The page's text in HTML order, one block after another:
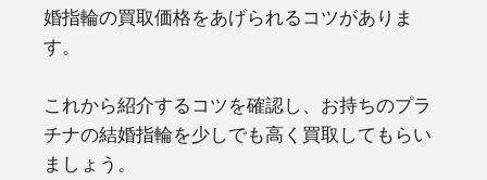
婚指輪の買取価格をあげられるコツがありま
す。
これから紹介するコツを確認し、お持ちのプラ
チナの結婚指輪を少しでも高く買取してもらい
ましょう。